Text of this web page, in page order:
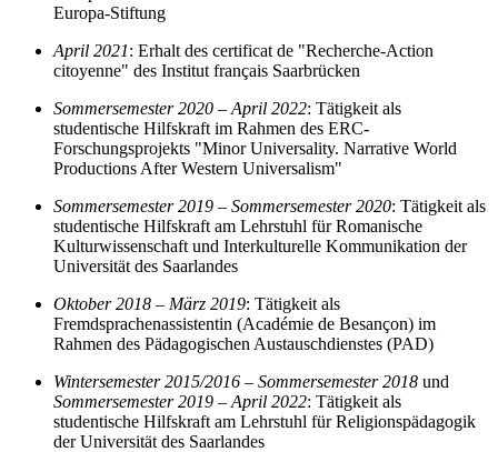
Europa-Stiftung
April 2021: Erhalt des certificat de "Recherche-Action
citoyenne" des Institut français Saarbrücken
Sommersemester 2020 – April 2022: Tätigkeit als
studentische Hilfskraft im Rahmen des ERC-
Forschungsprojekts "Minor Universality. Narrative World
Productions After Western Universalism"
Sommersemester 2019 – Sommersemester 2020: Tätigkeit als
studentische Hilfskraft am Lehrstuhl für Romanische
Kulturwissenschaft und Interkulturelle Kommunikation der
Universität des Saarlandes
Oktober 2018 – März 2019: Tätigkeit als
Fremdsprachenassistentin (Académie de Besançon) im
Rahmen des Pädagogischen Austauschdienstes (PAD)
Wintersemester 2015/2016 – Sommersemester 2018 und
Sommersemester 2019 – April 2022: Tätigkeit als
studentische Hilfskraft am Lehrstuhl für Religionspädagogik
der Universität des Saarlandes